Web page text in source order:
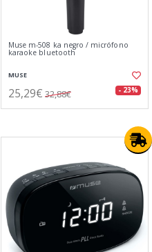
Muse m-508 ka negro / micrófono
karaoke bluetooth
MUSE
25,29€ 32,88€ - 23%